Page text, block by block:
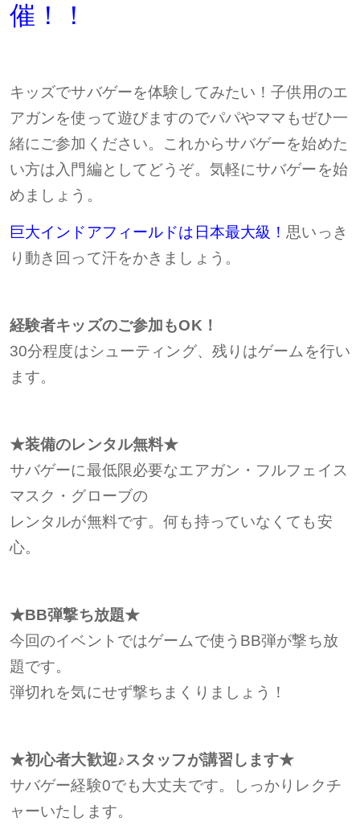
催！！
キッズでサバゲーを体験してみたい！子供用のエ
アガンを使って遊びますのでパパやママもぜひ一
緒にご参加ください。 これからサバゲーを始めた
い方は入門編としてどうぞ。 気軽にサバゲーを始
めましょう。
巨大インドアフィールドは日本最大級！思いっき
り動き回って汗をかきましょう。
経験者キッズのご参加もOK！
30分程度はシューティング、残りはゲームを行い
ます。
★装備のレンタル無料★
サバゲーに最低限必要なエアガン・フルフェイス
マスク・グローブの
レンタルが無料です。何も持っていなくても安
心。
★BB弾撃ち放題★
今回のイベントではゲームで使うBB弾が撃ち放
題です。
弾切れを気にせず撃ちまくりましょう！
★初心者大歓迎♪スタッフが講習します★
サバゲー経験0でも大丈夫です。しっかりレクチ
ャーいたします。